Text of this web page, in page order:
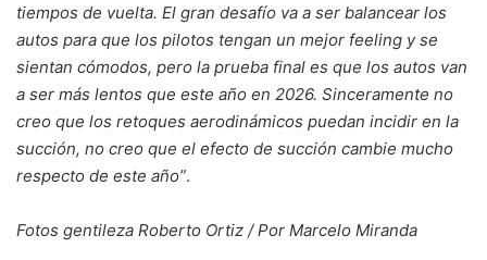
tiempos de vuelta. El gran desafío va a ser balancear los
autos para que los pilotos tengan un mejor feeling y se
sientan cómodos, pero la prueba final es que los autos van
a ser más lentos que este año en 2026. Sinceramente no
creo que los retoques aerodinámicos puedan incidir en la
succión, no creo que el efecto de succión cambie mucho
respecto de este año”.
Fotos gentileza Roberto Ortiz / Por Marcelo Miranda